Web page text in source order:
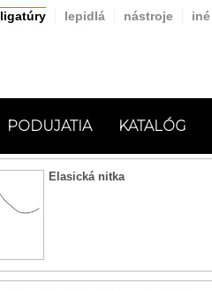
ligatúry lepidlá nástroje iné
PODUJATIA KATALÓG
Elasická nitka